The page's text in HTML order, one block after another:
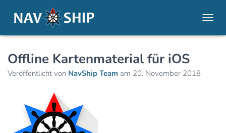
Offline Kartenmaterial für iOS
Veröffentlicht von NavShip Team am 20. November 2018